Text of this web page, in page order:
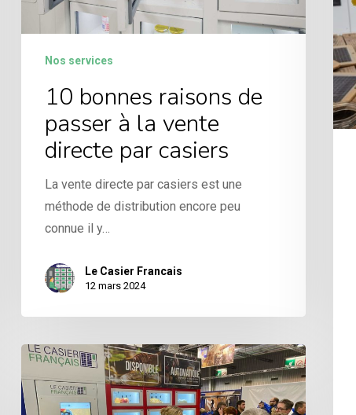
Nos services
10 bonnes raisons de
passer à la vente
directe par casiers
La vente directe par casiers est une
méthode de distribution encore peu
connue il y…
Le Casier Francais
12 mars 2024